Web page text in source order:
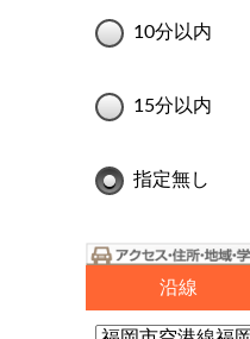
10分以内
15分以内
指定無し
沿線